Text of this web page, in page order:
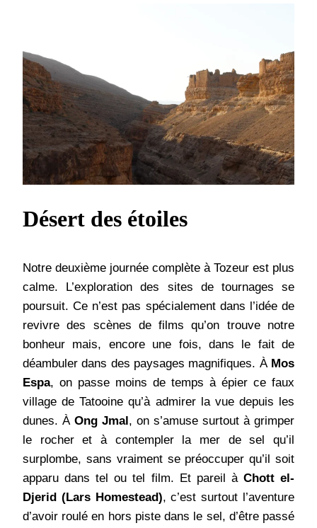
Désert des étoiles
Notre deuxième journée complète à Tozeur est plus
calme. L’exploration des sites de tournages se
poursuit. Ce n’est pas spécialement dans l’idée de
revivre des scènes de films qu’on trouve notre
bonheur mais, encore une fois, dans le fait de
déambuler dans des paysages magnifiques. À Mos
Espa, on passe moins de temps à épier ce faux
village de Tatooine qu’à admirer la vue depuis les
dunes. À Ong Jmal , on s’amuse surtout à grimper
le rocher et à contempler la mer de sel qu’il
surplombe, sans vraiment se préoccuper qu’il soit
apparu dans tel ou tel film. Et pareil à Chott el-
Djerid (Lars Homestead), c’est surtout l’aventure
d’avoir roulé en hors piste dans le sel, d’être passé